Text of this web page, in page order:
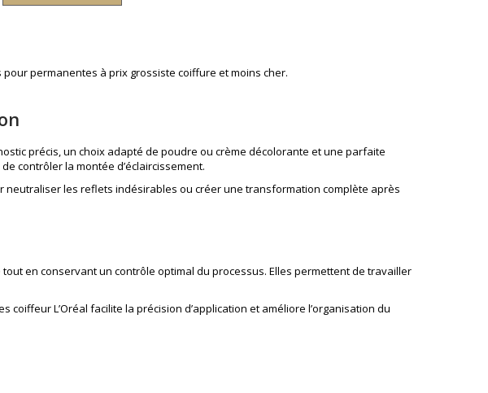
permanentes à prix grossiste coiffure et moins cher.
précis, un choix adapté de poudre ou crème décolorante et une parfaite
contrôler la montée d’éclaircissement.
neutraliser les reflets indésirables ou créer une transformation complète après
en conservant un contrôle optimal du processus. Elles permettent de travailler
coiffeur L’Oréal facilite la précision d’application et améliore l’organisation du